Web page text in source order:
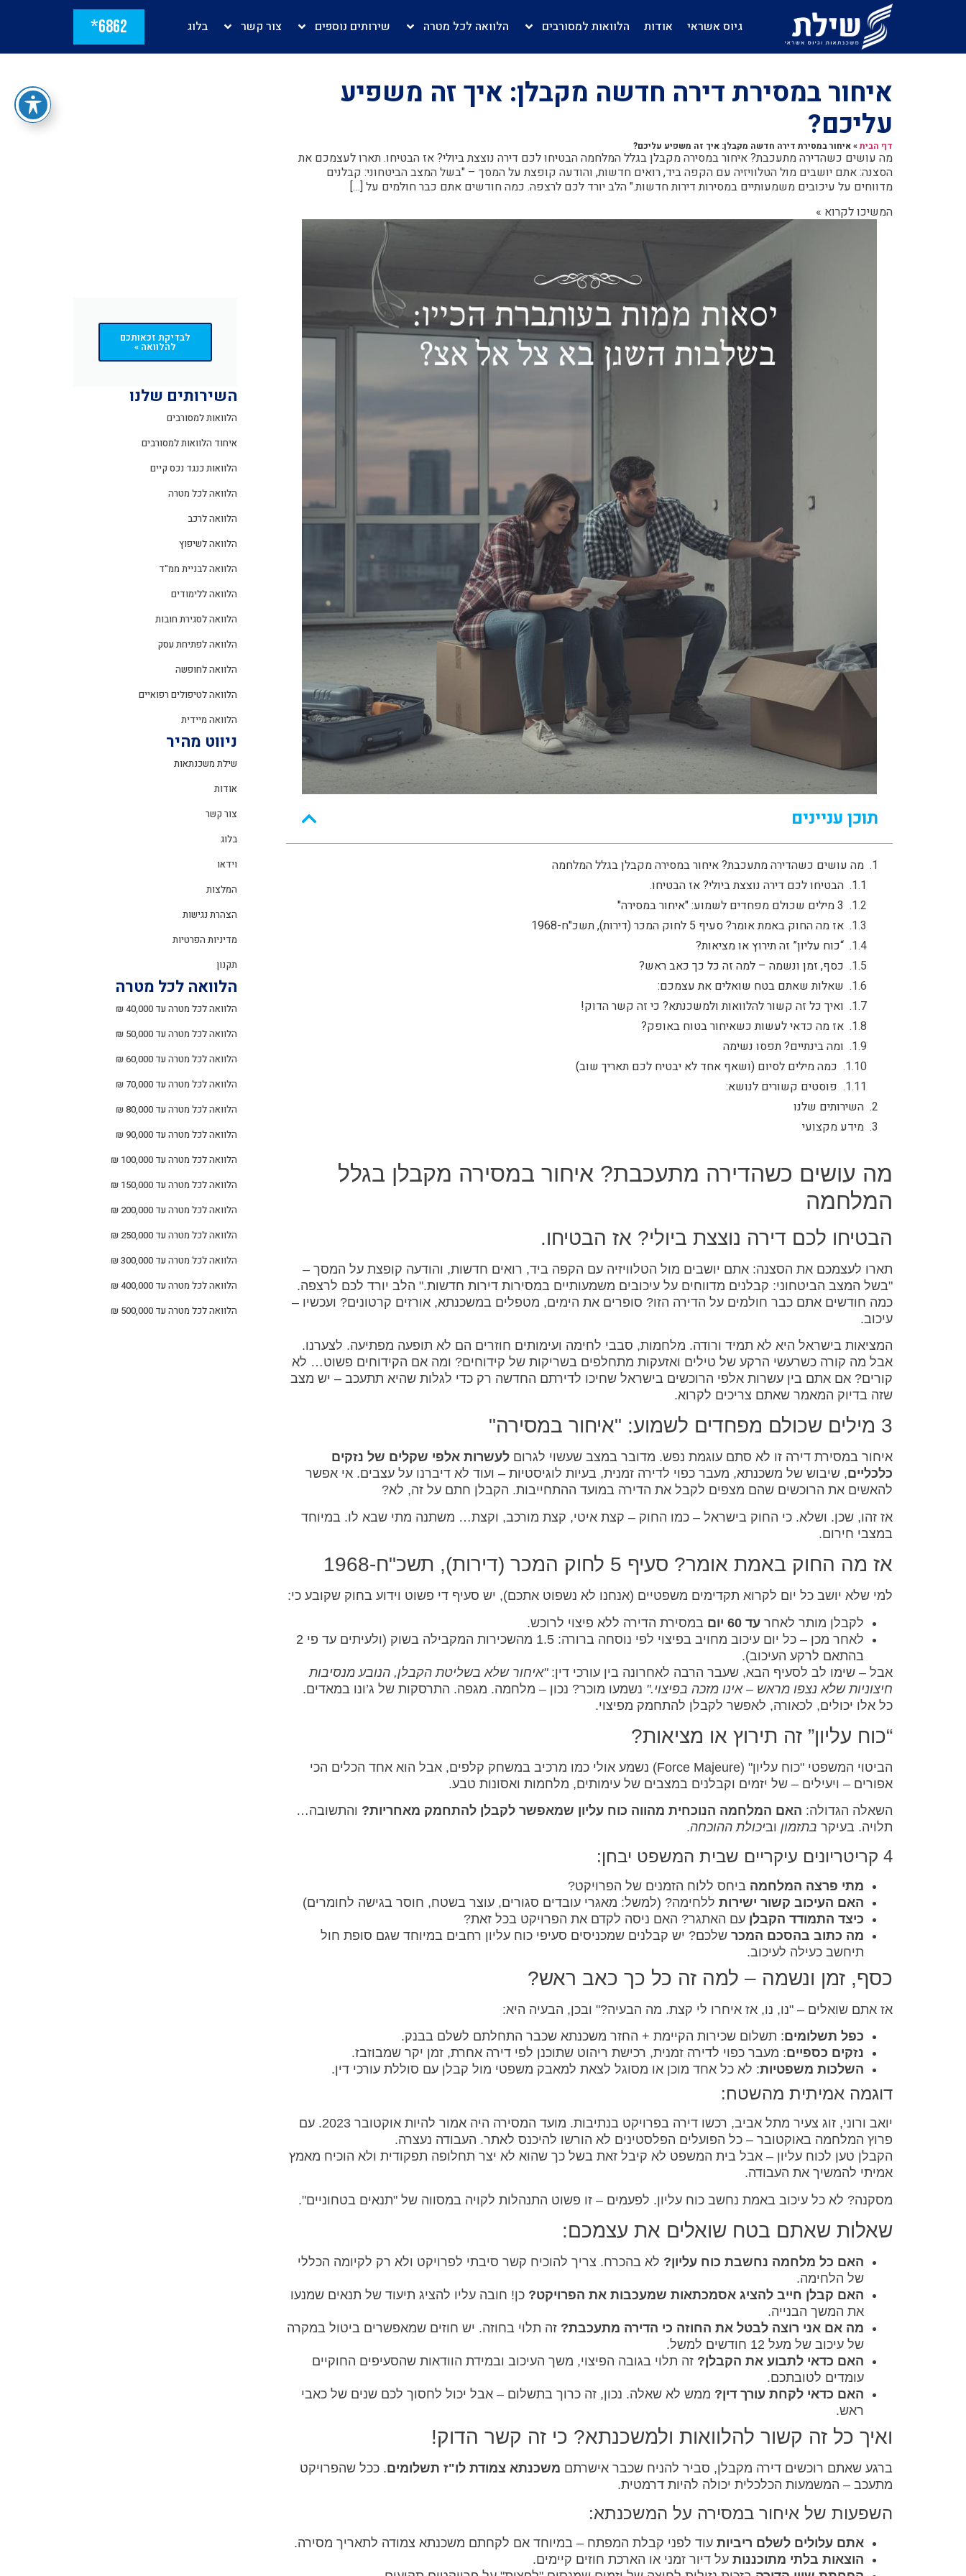
גיוס אשראי אודות הלוואות למסורבים הלוואה לכל מטרה שירותים נוספים צור קשר בלוג 6862*
איחור במסירת דירה חדשה מקבלן: איך זה משפיע
עליכם?
דף הבית»איחור במסירת דירה חדשה מקבלן: איך זה משפיע עליכם?
מה עושים כשהדירה מתעכבת? איחור במסירה מקבלן בגלל המלחמה הבטיחו לכם דירה נוצצת ביולי? אז הבטיחו. תארו לעצמכם את
הסצנה: אתם יושבים מול הטלוויזיה עם הקפה ביד, רואים חדשות, והודעה קופצת על המסך – "בשל המצב הביטחוני: קבלנים
מדווחים על עיכובים משמעותיים במסירות דירות חדשות." הלב יורד לכם לרצפה. כמה חודשים אתם כבר חולמים על […]
המשיכו לקרוא »
תוכן עניינים
מה עושים כשהדירה מתעכבת? איחור במסירה מקבלן בגלל המלחמה
הבטיחו לכם דירה נוצצת ביולי? אז הבטיחו.
3 מילים שכולם מפחדים לשמוע: "איחור במסירה"
אז מה החוק באמת אומר? סעיף 5 לחוק המכר (דירות), תשכ"ח-1968
“כוח עליון” זה תירוץ או מציאות?
כסף, זמן ונשמה – למה זה כל כך כאב ראש?
שאלות שאתם בטח שואלים את עצמכם:
ואיך כל זה קשור להלוואות ולמשכנתא? כי זה קשר הדוק!
אז מה כדאי לעשות כשאיחור בטוח באופק?
ומה בינתיים? תפסו נשימה
כמה מילים לסיום (ושאף אחד לא יבטיח לכם תאריך שוב)
פוסטים קשורים לנושא:
השירותים שלנו
מידע מקצועי
מה עושים כשהדירה מתעכבת? איחור במסירה מקבלן בגלל
המלחמה
הבטיחו לכם דירה נוצצת ביולי? אז הבטיחו.
תארו לעצמכם את הסצנה: אתם יושבים מול הטלוויזיה עם הקפה ביד, רואים חדשות, והודעה קופצת על המסך –
"בשל המצב הביטחוני: קבלנים מדווחים על עיכובים משמעותיים במסירות דירות חדשות." הלב יורד לכם לרצפה.
כמה חודשים אתם כבר חולמים על הדירה הזו? סופרים את הימים, מטפלים במשכנתא, אורזים קרטונים? ועכשיו –
עיכוב.
המציאות בישראל היא לא תמיד ורודה. מלחמות, סבבי לחימה ועימותים חוזרים הם לא תופעה מפתיעה. לצערנו.
אבל מה קורה כשרעשי הרקע של טילים ואזעקות מתחלפים בשריקות של קידוחים? ומה אם הקידוחים פשוט… לא
קורים? אם אתם בין עשרות אלפי הרוכשים בישראל שחיכו לדירתם החדשה רק כדי לגלות שהיא תתעכב – יש מצב
שזה בדיוק המאמר שאתם צריכים לקרוא.
3 מילים שכולם מפחדים לשמוע: "איחור במסירה"
איחור במסירת דירה זו לא סתם עוגמת נפש. מדובר במצב שעשוי לגרום לעשרות אלפי שקלים של נזקים
כלכליים, שיבוש של משכנתא, מעבר כפוי לדירה זמנית, בעיות לוגיסטיות – ועוד לא דיברנו על עצבים. אי אפשר
להאשים את הרוכשים שהם מצפים לקבל את הדירה במועד ההתחייבות. הקבלן חתם על זה, לא?
אז זהו, שכן. ושלא. כי החוק בישראל – כמו החוק – קצת איטי, קצת מורכב, וקצת… משתנה מתי שבא לו. במיוחד
במצבי חירום.
אז מה החוק באמת אומר? סעיף 5 לחוק המכר (דירות), תשכ"ח-1968
למי שלא יושב כל יום לקרוא תקדימים משפטיים (אנחנו לא נשפוט אתכם), יש סעיף די פשוט וידוע בחוק שקובע כי:
לקבלן מותר לאחר עד 60 יום
במסירת הדירה ללא פיצוי לרוכש.
לאחר מכן – כל יום עיכוב מחויב בפיצוי לפי נוסחה ברורה: 1.5 מהשכירות המקבילה בשוק (ולעיתים עד פי 2
בהתאם לרקע העיכוב).
אבל – שימו לב לסעיף הבא, שעבר הרבה לאחרונה בין עורכי דין:"איחור שלא בשליטת הקבלן, הנובע מנסיבות
חיצוניות שלא נצפו מראש – אינו מזכה בפיצוי." נשמעו מוכר? נכון – מלחמה. מגפה. התרסקות של ג’ונו במאדים.
כל אלו יכולים, לכאורה, לאפשר לקבלן להתחמק מפיצוי.
“כוח עליון” זה תירוץ או מציאות?
הביטוי המשפטי "כוח עליון" (Force Majeure) נשמע אולי כמו מרכיב במשחק קלפים, אבל הוא אחד הכלים הכי
אפורים – ויעילים – של יזמים וקבלנים במצבים של עימותים, מלחמות ואסונות טבע.
השאלה הגדולה: האם המלחמה הנוכחית מהווה כוח עליון שמאפשר לקבלן להתחמק מאחריות? והתשובה…
תלויה. בעיקר בתזמון וביכולת ההוכחה.
4 קריטריונים עיקריים שבית המשפט יבחן:
מתי פרצה המלחמה ביחס ללוח הזמנים של הפרויקט?
האם העיכוב קשור ישירות ללחימה? (למשל: מאגרי עובדים סגורים, עוצר בשטח, חוסר בגישה לחומרים)
כיצד התמודד הקבלן עם האתגר? האם ניסה לקדם את הפרויקט בכל זאת?
מה כתוב בהסכם המכר שלכם? יש קבלנים שמכניסים סעיפי כוח עליון רחבים במיוחד שגם סופת חול
תיחשב כעילה לעיכוב.
כסף, זמן ונשמה – למה זה כל כך כאב ראש?
אז אתם שואלים – "נו, נו, אז איחרו לי קצת. מה הבעיה?" ובכן, הבעיה היא:
כפל תשלומים: תשלום שכירות הקיימת + החזר משכנתא שכבר התחלתם לשלם בבנק.
נזקים כספיים: מעבר כפוי לדירה זמנית, רכישת ריהוט שתוכנן לפי דירה אחרת, זמן יקר שמבוזבז.
השלכות משפטיות: לא כל אחד מוכן או מסוגל לצאת למאבק משפטי מול קבלן עם סוללת עורכי דין.
דוגמה אמיתית מהשטח:
יואב ורוני, זוג צעיר מתל אביב, רכשו דירה בפרויקט בנתיבות. מועד המסירה היה אמור להיות אוקטובר 2023. עם
פרוץ המלחמה באוקטובר – כל הפועלים הפלסטינים לא הורשו להיכנס לאתר. העבודה נעצרה.
הקבלן טען לכוח עליון – אבל בית המשפט לא קיבל זאת בשל כך שהוא לא יצר תחלופה תפקודית ולא הוכיח מאמץ
אמיתי להמשיך את העבודה.
מסקנה? לא כל עיכוב באמת נחשב כוח עליון. לפעמים – זו פשוט התנהלות לקויה במסווה של "תנאים בטחוניים".
שאלות שאתם בטח שואלים את עצמכם:
האם כל מלחמה נחשבת כוח עליון? לא בהכרח. צריך להוכיח קשר סיבתי לפרויקט ולא רק לקיומה הכללי
של הלחימה.
האם קבלן חייב להציג אסמכתאות שמעכבות את הפרויקט? כן! חובה עליו להציג תיעוד של תנאים שמנעו
את המשך הבנייה.
מה אם אני רוצה לבטל את החוזה כי הדירה מתעכבת? זה תלוי בחוזה. יש חוזים שמאפשרים ביטול במקרה
של עיכוב של מעל 12 חודשים למשל.
האם כדאי לתבוע את הקבלן? זה תלוי בגובה הפיצוי, משך העיכוב ובמידת הוודאות שהסעיפים החוקיים
עומדים לטובתכם.
האם כדאי לקחת עורך דין? ממש לא שאלה. נכון, זה כרוך בתשלום – אבל יכול לחסוך לכם שנים של כאבי
ראש.
ואיך כל זה קשור להלוואות ולמשכנתא? כי זה קשר הדוק!
ברגע שאתם רוכשים דירה מקבלן, סביר להניח שכבר אישרתם משכנתא צמודת לו"ז תשלומים. ככל שהפרויקט
מתעכב – המשמעות הכלכלית יכולה להיות דרמטית.
השפעות של איחור במסירה על המשכנתא:
אתם עלולים לשלם ריביות עוד לפני קבלת המפתח – במיוחד אם לקחתם משכנתא צמודה לתאריך מסירה.
הוצאות בלתי מתוכננות על דיור זמני או הארכת חוזים קיימים.
לבדיקת זכאותכם
להלוואה »
השירותים שלנו
הלוואות למסורבים
איחוד הלוואות למסורבים
הלוואות כנגד נכס קיים
הלוואה לכל מטרה
הלוואה לרכב
הלוואה לשיפוץ
הלוואה לבניית ממ"ד
הלוואה ללימודים
הלוואה לסגירת חובות
הלוואה לפתיחת עסק
הלוואה לחופשה
הלוואה לטיפולים רפואיים
הלוואה מיידית
ניווט מהיר
שילת משכנתאות
אודות
צור קשר
בלוג
וידאו
המלצות
הצהרת נגישות
מדיניות הפרטיות
תקנון
הלוואה לכל מטרה
הלוואה לכל מטרה עד 40,000 ₪
הלוואה לכל מטרה עד 50,000 ₪
הלוואה לכל מטרה עד 60,000 ₪
הלוואה לכל מטרה עד 70,000 ₪
הלוואה לכל מטרה עד 80,000 ₪
הלוואה לכל מטרה עד 90,000 ₪
הלוואה לכל מטרה עד 100,000 ₪
הלוואה לכל מטרה עד 150,000 ₪
הלוואה לכל מטרה עד 200,000 ₪
הלוואה לכל מטרה עד 250,000 ₪
הלוואה לכל מטרה עד 300,000 ₪
הלוואה לכל מטרה עד 400,000 ₪
הלוואה לכל מטרה עד 500,000 ₪